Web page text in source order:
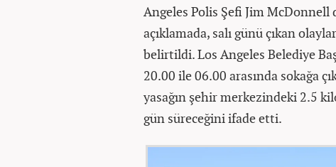
Angeles Polis Şefi Jim McDonnell
açıklamada, salı günü çıkan
belirtildi. Los Angeles Belediye
20.00 ile 06.00 arasında sokağa
yasağın şehir merkezindeki 2.5
gün süreceğini ifade etti.